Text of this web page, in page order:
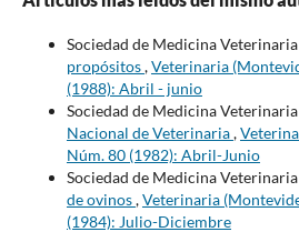
Sociedad de Medicina
propósitos,Veterinaria
(1988): Abril - junio
Sociedad de Medicina
Nacional de Veterinaria,
Núm. 80 (1982): Abril-Junio
Sociedad de Medicina
de ovinos,Veterinaria
(1984): Julio-Diciembre